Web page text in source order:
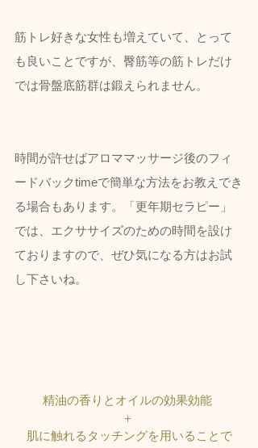
筋トレ好きな女性も増えていて、とって
も良いことですが、 臀筋等の筋トレだけ
では骨盤底筋群は鍛えられません。
時間が許せばアロママッサージ後のフィ
ードバックtimeで簡単な方法をお教えでき
る場合もあります。「更年期セラピー」
では、エクササイズのための時間を設け
ておりますので、ぜひ気になる方はお試
し下さいね。
精油の香りとオイルの効果効能
＋
肌に触れるタッチングを用いることで